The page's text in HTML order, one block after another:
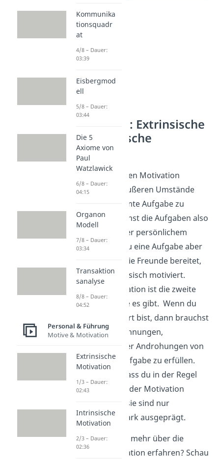
Unterschied: Extrinsische
und intrinsische
Motivation
Bei der extrinsischen Motivation
bringen dich die äußeren Umstände
dazu, eine bestimmte Aufgabe zu
erledigen. Du machst die Aufgaben also
nicht aus Spaß oder persönlichem
Interesse. Wenn du eine Aufgabe aber
erledigst, weil es die Freunde bereitet,
dann bist du intrinsisch motiviert.
Intrinsische Motivation ist die zweite
Motivationsart, die es gibt. Wenn du
intrinsisch motiviert bist, dann brauchst
du also keine Belohnungen,
Bestätigungen oder Androhungen von
Außen, um eine Aufgabe zu erfüllen.
Wichtig ist aber, dass du in der Regel
durch beide Arten der Motivation
motiviert wirst — sie sind nur
unterschiedlich stark ausgeprägt.
Du möchtest noch mehr über die
intrinsische Motivation erfahren? Schau
Kommunika
tionsquadr
at
4/8 – Dauer:
03:39
Eisbergmod
ell
5/8 – Dauer:
03:44
Die 5
Axiome von
Paul
Watzlawick
6/8 – Dauer:
04:15
Organon
Modell
7/8 – Dauer:
03:34
Transaktion
sanalyse
8/8 – Dauer:
04:52
Personal & Führung
Motive & Motivation
Extrinsische
Motivation
1/3 – Dauer:
02:43
Intrinsische
Motivation
2/3 – Dauer:
02:36